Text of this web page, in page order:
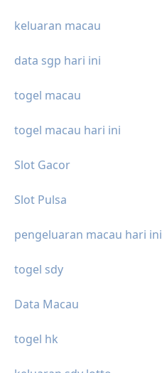
keluaran macau
data sgp hari ini
togel macau
togel macau hari ini
Slot Gacor
Slot Pulsa
pengeluaran macau hari ini
togel sdy
Data Macau
togel hk